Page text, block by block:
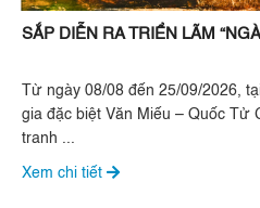
SẮP DIỄN RA TRIỂN LÃM
Từ ngày 08/08 đến 25/09/2026,
gia đặc biệt Văn Miếu – Quốc Tử
tranh ...
Xem chi tiết